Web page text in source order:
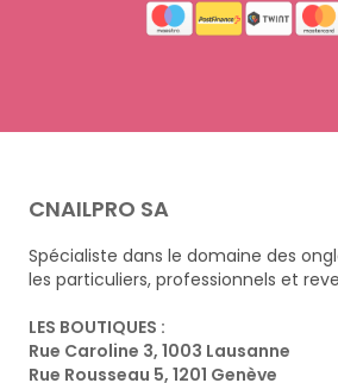
CNAILPRO SA
Spécialiste dans le domaine des
les particuliers, professionnels et
LES BOUTIQUES :
Rue Caroline 3, 1003 Lausanne
Rue Rousseau 5, 1201 Genève